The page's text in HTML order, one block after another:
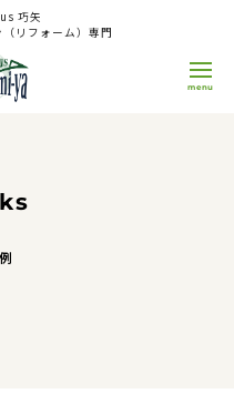
巧矢
リフォーム）専門